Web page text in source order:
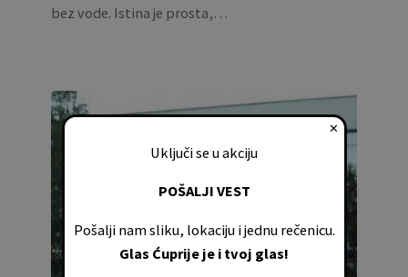
bez vode. Istina je prosta,…
✕
Uključi se u akciju
POŠALJI VEST
Pošalji nam sliku, lokaciju i jednu rečenicu.
Glas Ćuprije je i tvoj glas!